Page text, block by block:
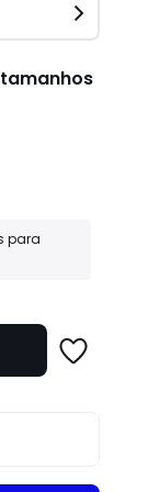
para